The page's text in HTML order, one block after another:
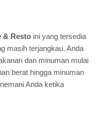
& Resto ini yang tersedia
masih terjangkau. Anda
dan minuman mulai
berat hingga minuman
Anda ketika